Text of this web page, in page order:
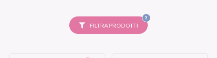
FILTRA PRODOTTI
3FILTRI
SELEZIONATI